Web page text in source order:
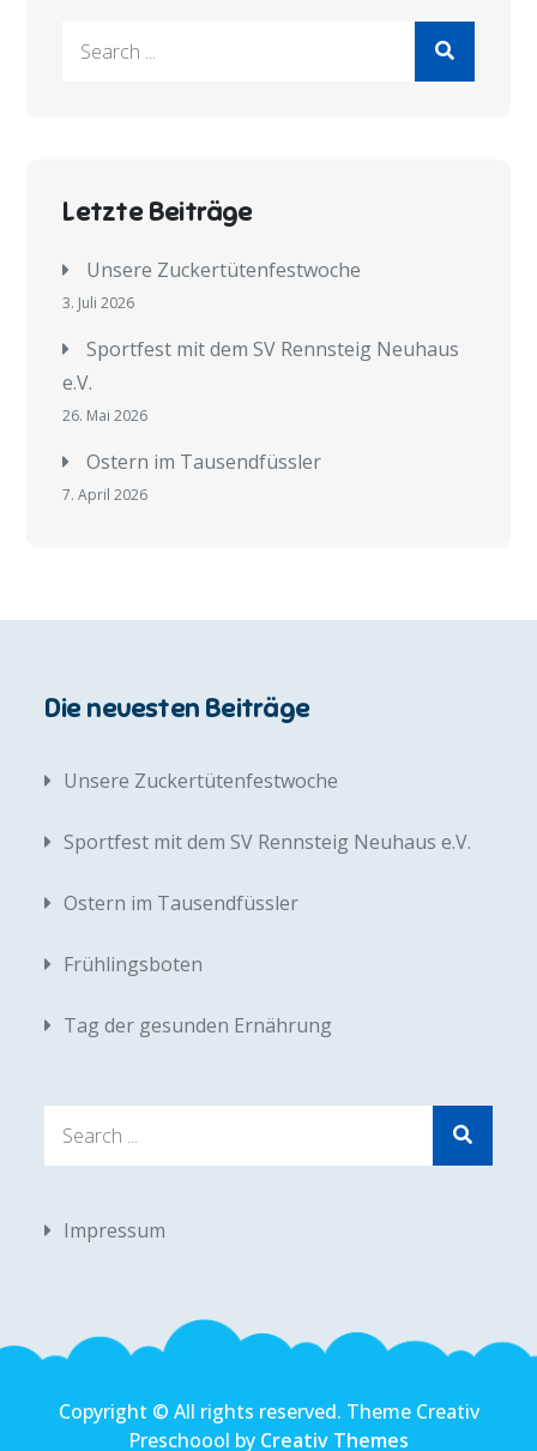
Letzte Beiträge
Unsere Zuckertütenfestwoche
3. Juli 2026
Sportfest mit dem SV Rennsteig Neuhaus
e.V.
26. Mai 2026
Ostern im Tausendfüssler
7. April 2026
Die neuesten Beiträge
Unsere Zuckertütenfestwoche
Sportfest mit dem SV Rennsteig Neuhaus e.V.
Ostern im Tausendfüssler
Frühlingsboten
Tag der gesunden Ernährung
Impressum
Copyright © All rights reserved. Theme Creativ
Preschoool by Creativ Themes